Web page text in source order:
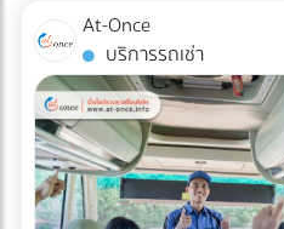
ในโรงงานมาตรฐาน การนำชิ้น
(Demolding), การประกอบชิ้นส่วน
บรรจุภัณฑ์ (Sealing) จะต้องดำเ
Cleanroom ทั้งหมด บรรจุภัณฑ์
Tyvek ที่ได้มาตรฐานการแพทย์
จะสามารถนำชิ้นงานนั้นออกจา
ได้ บทสรุป: ความมั่นใจที่ส่งต่อถึงมือผู้ป่วย การลงทุนสร้างและ
บำรุงรักษา Cleanroom มีต้นทุน
หลายร้อยเท่า 3. ต้นทุนจากการไ
(Compliance Risks) ในปี 2026
โลก (Eco-Friendly
น้ำยาแอร์ยุคเก่า ชิ้นส่วนราคาถูก
รองรับสเปกใหม่นี้ ทำให้ไม่ผ่าน
นอกจากนี้ หากซัพพลายเออร์ต้น
แวดล้อมที่ดี โรงงานก็อาจเผชิญ
การขนส่งผงชาใส่ตู้คอนเทนเนอร์แ
บริหารจัดการซัพพลายเชนที่ถูก
อาจกลายเป็นเพียง "ผงชาสีหม่
มูลค่า กุญแจสำคัญที่อยู่เบื้องหลั
เขียวสว่าง และกลิ่นอูมามิของมั
ระบบขนส่งที่เรียกว่า Cold
เย็น) ทำไม "มัทฉะ" ถึงต้องการการดูแลระดับพิเศษ? ก่อนจะเข้าใจ
At-Once
บริการรถเช่า